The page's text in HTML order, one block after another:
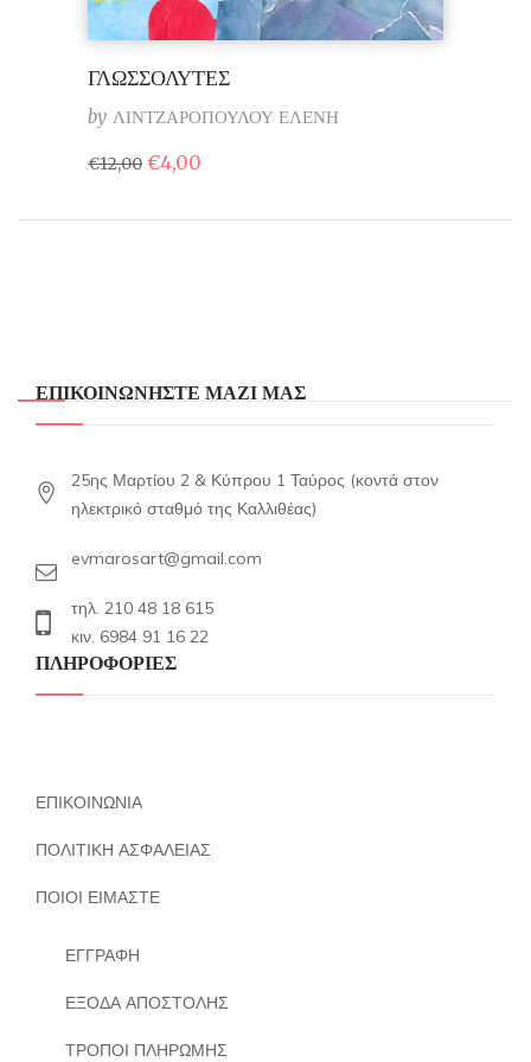
ΓΛΩΣΣΟΛΥΤΕΣ
by ΛΙΝΤΖΑΡΟΠΟΥΛΟΥ ΕΛΕΝΗ
€12,00 Original
price
€12,00.
€4,00
είναι:
ΕΠΙΚΟΙΝΩΝΗΣΤΕ ΜΑΖΙ ΜΑΣ
25ης Μαρτίου 2 & Κύπρου 1 Ταύρος (κοντά στον
ηλεκτρικό σταθμό της Καλλιθέας)
evmarosart@gmail.com
τηλ. 210 48 18 615
κιν. 6984 91 16 22
ΠΛΗΡΟΦΟΡΙΕΣ
ΕΠΙΚΟΙΝΩΝΙΑ
ΠΟΛΙΤΙΚΗ ΑΣΦΑΛΕΙΑΣ
ΠΟΙΟΙ ΕΙΜΑΣΤΕ
ΕΓΓΡΑΦΗ
ΕΞΟΔΑ ΑΠΟΣΤΟΛΗΣ
ΤΡΟΠΟΙ ΠΛΗΡΩΜΗΣ